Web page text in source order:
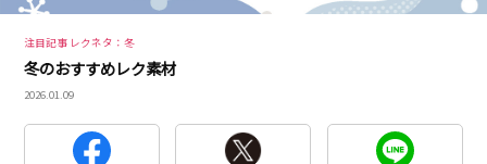
注目記事 レクネタ：冬
冬のおすすめレク素材
2026.01.09